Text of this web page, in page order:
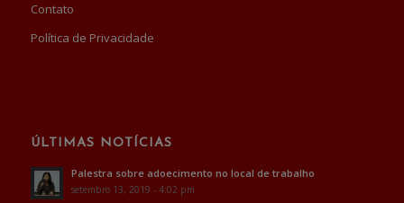
Contato
Política de Privacidade
ÚLTIMAS NOTÍCIAS
Palestra sobre adoecimento no local de trabalho
setembro 13, 2019 - 4:02 pm